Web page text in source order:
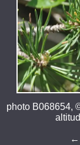
photo B068654,
←